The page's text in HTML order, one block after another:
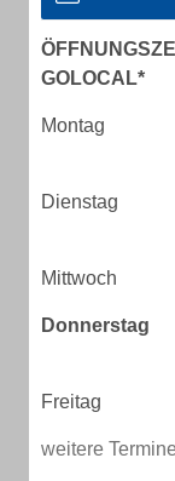
GOLOCAL*
Montag
Dienstag
Mittwoch
Donnerstag
Freitag
weitere